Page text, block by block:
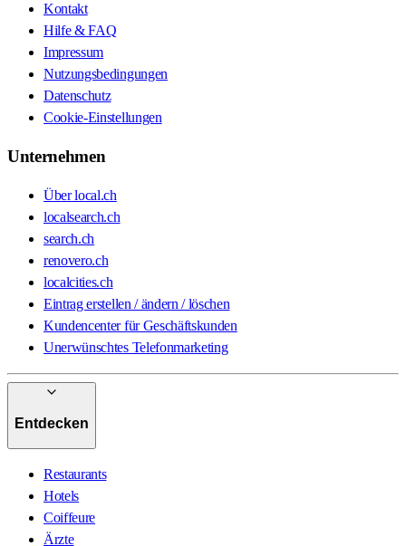
Kontakt
Hilfe & FAQ
Impressum
Nutzungsbedingungen
Datenschutz
Cookie-Einstellungen
Unternehmen
Über local.ch
localsearch.ch
search.ch
renovero.ch
localcities.ch
Eintrag erstellen / ändern / löschen
Kundencenter für Geschäftskunden
Unerwünschtes Telefonmarketing
Entdecken
Restaurants
Hotels
Coiffeure
Ärzte